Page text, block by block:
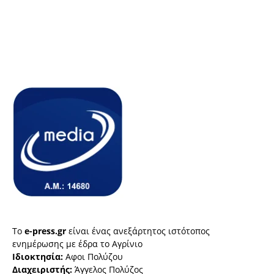
Το e-press.gr είναι ένας ανεξάρτητος ιστότοπος
ενημέρωσης με έδρα το Αγρίνιο
Ιδιοκτησία: Αφοι Πολύζου
Διαχειριστής: Άγγελος Πολύζος